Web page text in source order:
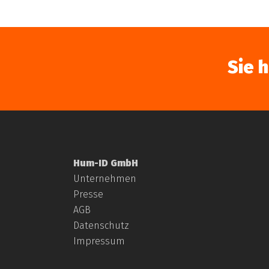
Sie
Hum-ID GmbH
Unternehmen
Presse
AGB
Datenschutz
Impressum